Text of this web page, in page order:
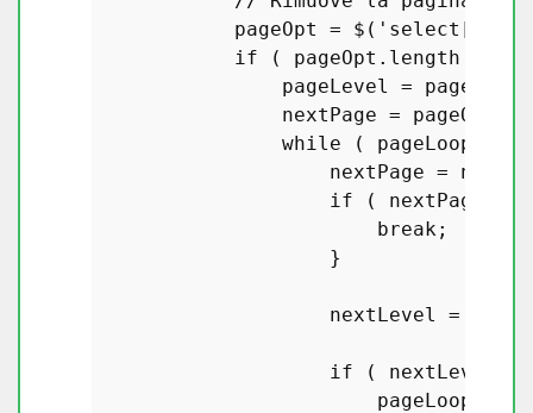
            pageOpt = $(
if ( pageOpt. length
                pageLevel = pageOpt[
                nextPage = pageOpt;
while ( pageLoop ) {
nextPage =
if ( nextPage.
break;
                    }
nextLevel =
if ( nextLevel
                        pageLoop =